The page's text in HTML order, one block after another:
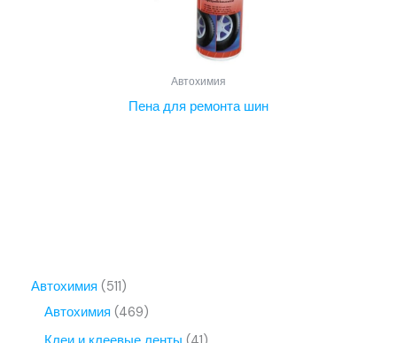
Автохимия 5115
1
1
Автохимия 4694
6
Автохимия
Пена для ремонта шин